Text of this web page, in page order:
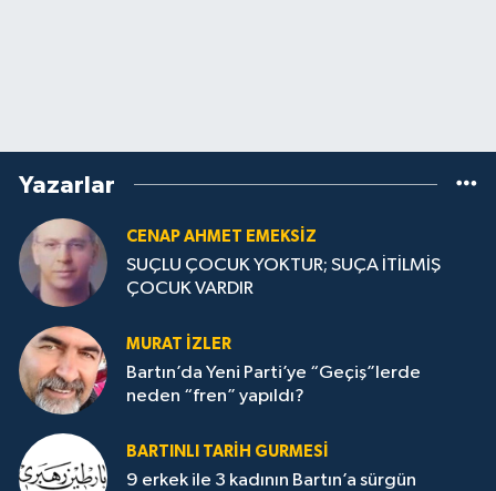
Yazarlar
CENAP AHMET EMEKSİZ
SUÇLU ÇOCUK YOKTUR; SUÇA İTİLMİŞ
ÇOCUK VARDIR
MURAT İZLER
Bartın’da Yeni Parti’ye “Geçiş”lerde
neden “fren” yapıldı?
BARTINLI TARIH GURMESI
9 erkek ile 3 kadının Bartın’a sürgün